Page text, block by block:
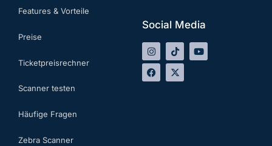
Features & Vorteile
Preise
Ticketpreisrechner
Scanner testen
Häufige Fragen
Zebra Scanner
Social Media